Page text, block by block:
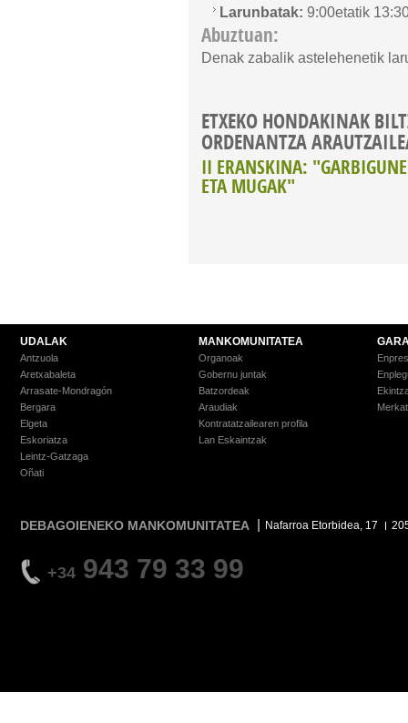
Larunbatak: 9:00etatik
Abuztuan:
Denak zabalik astelehenetik
ETXEKO HONDAKINAK
ORDENANTZA
II ERANSKINA:
ETA MUGAK"
UDALAK
Antzuola
Aretxabaleta
Arrasate-Mondragón
Bergara
Elgeta
Eskoriatza
Leintz-Gatzaga
Oñati
MANKOMUNITATEA
Organoak
Gobernu juntak
Batzordeak
Araudiak
Kontratatzailearen profila
Lan Eskaintzak
DEBAGOIENEKO MANKOMUNITATEA Nafarroa Etorbidea, 17
+34 943 79 33 99